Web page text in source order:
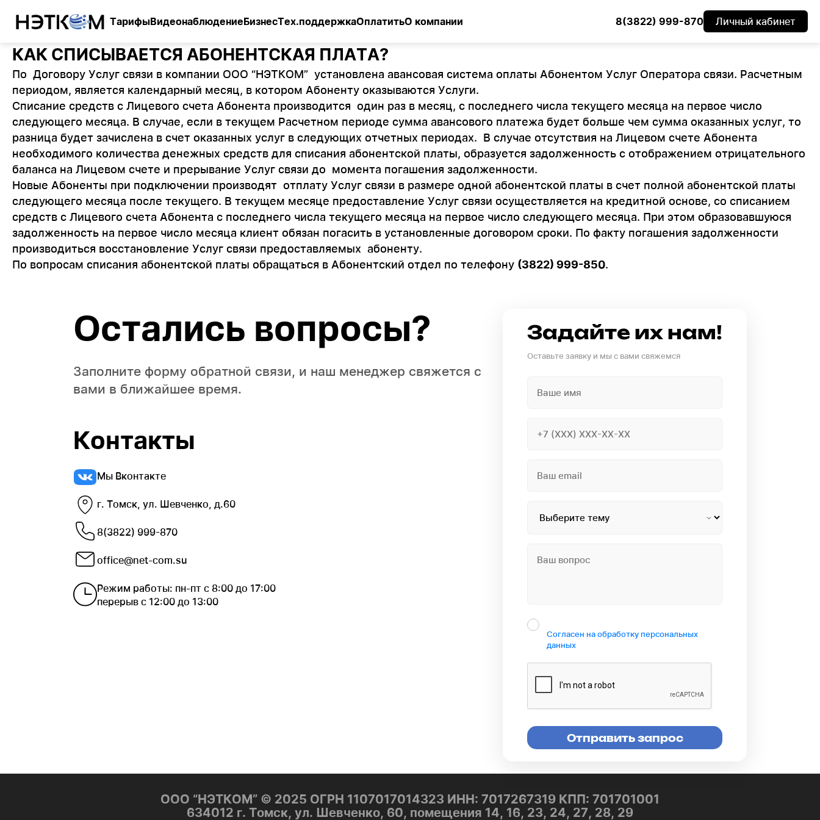
ТарифыВидеонаблюдениеБизнесТех.поддержкаОплатитьО компании 8(3822) 999-870 Личный кабинет
КАК СПИСЫВАЕТСЯ АБОНЕНТСКАЯ ПЛАТА?
По Договору Услуг связи в компании ООО “НЭТКОМ” установлена авансовая система оплаты Абонентом Услуг Оператора связи. Расчетным
периодом, является календарный месяц, в котором Абоненту оказываются Услуги.
Списание средств с Лицевого счета Абонента производится один раз в месяц, с последнего числа текущего месяца на первое число
следующего месяца. В случае, если в текущем Расчетном периоде сумма авансового платежа будет больше чем сумма оказанных услуг, то
разница будет зачислена в счет оказанных услуг в следующих отчетных периодах. В случае отсутствия на Лицевом счете Абонента
необходимого количества денежных средств для списания абонентской платы, образуется задолженность с отображением отрицательного
баланса на Лицевом счете и прерывание Услуг связи до момента погашения задолженности.
Новые Абоненты при подключении производят отплату Услуг связи в размере одной абонентской платы в счет полной абонентской платы
следующего месяца после текущего. В текущем месяце предоставление Услуг связи осуществляется на кредитной основе, со списанием
средств с Лицевого счета Абонента с последнего числа текущего месяца на первое число следующего месяца. При этом образовавшуюся
задолженность на первое число месяца клиент обязан погасить в установленные договором сроки. По факту погашения задолженности
производиться восстановление Услуг связи предоставляемых абоненту.
По вопросам списания абонентской платы обращаться в Абонентский отдел по телефону (3822) 999-850.
Остались вопросы?
Заполните форму обратной связи, и наш менеджер свяжется с
вами в ближайшее время.
Контакты
Мы Вконтакте
г. Томск, ул. Шевченко, д.60
8(3822) 999-870
office@net-com.su
Режим работы: пн-пт с 8:00 до 17:00
перерыв с 12:00 до 13:00
Задайте их нам!
Оставьте заявку и мы с вами свяжемся
Согласен на обработку персональных
данных
ООО “НЭТКОМ” © 2025 ОГРН 1107017014323 ИНН: 7017267319 КПП: 701701001
634012 г. Томск, ул. Шевченко, 60, помещения 14, 16, 23, 24, 27, 28, 29